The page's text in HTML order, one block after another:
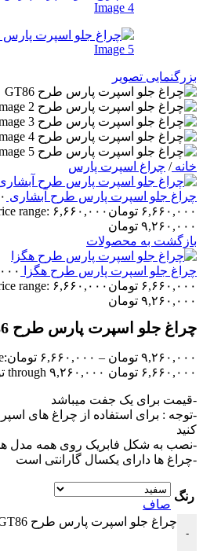
بزرگنمایی تصویر
خانه/ چراغ اسپرت پارس
چراغ جلو اسپرت پارس طرح آبشاری
۶,۶۶۰,۰۰۰ تومان
۹,۲۶۰,۰۰۰ تومان
بازگشت به محصولات
چراغ جلو اسپرت پارس طرح هگزا
۶,۶۶۰,۰۰۰ تومان
۹,۲۶۰,۰۰۰ تومان
چراغ جلو اسپرت پارس طرح GT86
۹,۲۶۰,۰۰۰ تومان – ۶,۶۶۰,۰۰۰ تومان
۶,۶۶۰,۰۰۰ تومان through ۹,۲۶۰,۰۰۰ تومان
-قیمت برای یک جفت میباشد
-توجه : برای استفاده از چراغ های
کنید
-نصب به شکل فابریک روی همه مدل
-چراغ ها دارای یکسال گارانتی است
رنگ
صاف
-
چراغ جلو اسپرت پارس طرح GT86 عدد